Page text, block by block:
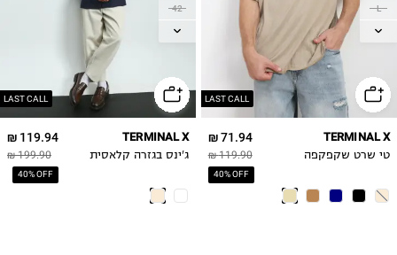
LAST CALL
L
XL
71.94 ₪
119.90 ₪
40% OFF
TERMINAL X
טי שרט שקפקפה
LAST CALL
42
44
119.94 ₪
199.90 ₪
40% OFF
TERMINAL X
ג'ינס בגזרה קלאסית